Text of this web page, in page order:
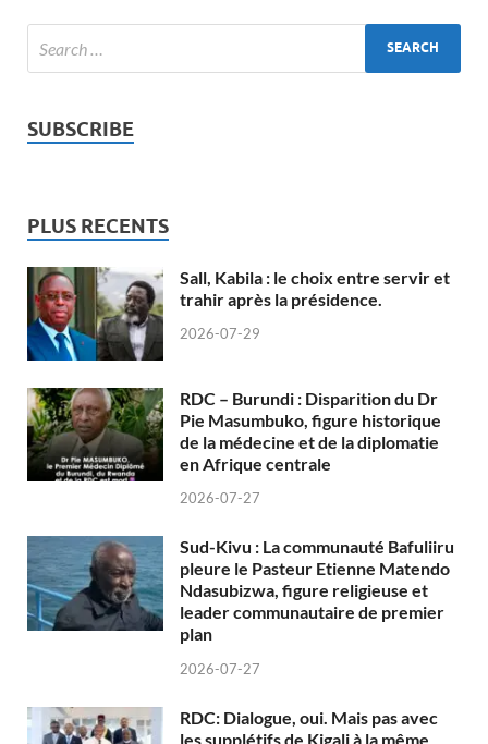
SUBSCRIBE
PLUS RECENTS
Sall, Kabila : le choix entre servir et
trahir après la présidence.
2026-07-29
RDC – Burundi : Disparition du Dr
Pie Masumbuko, figure historique
de la médecine et de la diplomatie
en Afrique centrale
2026-07-27
Sud-Kivu : La communauté Bafuliiru
pleure le Pasteur Etienne Matendo
Ndasubizwa, figure religieuse et
leader communautaire de premier
plan
2026-07-27
RDC: Dialogue, oui. Mais pas avec
les supplétifs de Kigali à la même